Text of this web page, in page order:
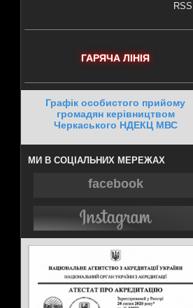
RSS
ГАРЯЧА ЛІНІЯ
Графік особистого прийому
громадян керівництвом
Черкаського НДЕКЦ МВС
МИ В СОЦІАЛЬНИХ МЕРЕЖАХ
facebook